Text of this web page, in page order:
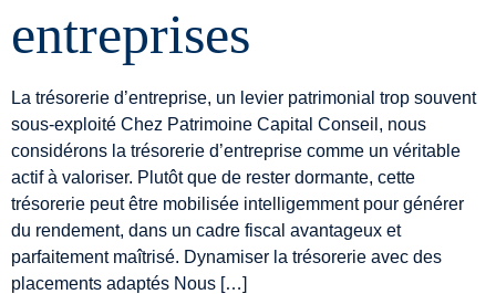
entreprises
La trésorerie d’entreprise, un levier patrimonial trop souvent
sous-exploité Chez Patrimoine Capital Conseil, nous
considérons la trésorerie d’entreprise comme un véritable
actif à valoriser. Plutôt que de rester dormante, cette
trésorerie peut être mobilisée intelligemment pour générer
du rendement, dans un cadre fiscal avantageux et
parfaitement maîtrisé. Dynamiser la trésorerie avec des
placements adaptés Nous […]